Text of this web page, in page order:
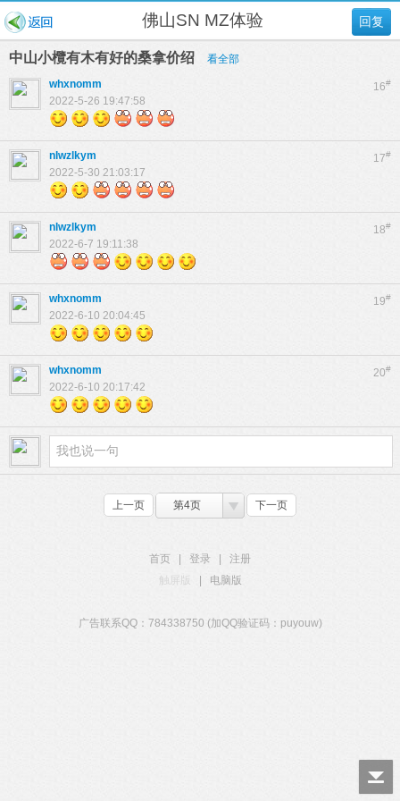
回复
佛山SN MZ体验
中山小欖有木有好的桑拿价绍 看全部
16#
whxnomm
2022-5-26 19:47:58
17#
nlwzlkym
2022-5-30 21:03:17
18#
nlwzlkym
2022-6-7 19:11:38
19#
whxnomm
2022-6-10 20:04:45
20#
whxnomm
2022-6-10 20:17:42
上一页 第4页 下一页
首页 登录
注册
触屏版
电脑版
广告联系QQ：784338750 (加QQ验证码：puyouw)